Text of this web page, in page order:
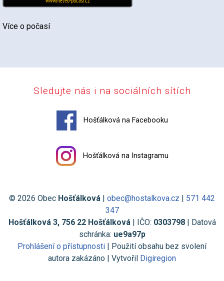
Více o počasí
Sledujte nás i na sociálních sítích
Hošťálková na Facebooku
Hošťálková na Instagramu
© 2026 Obec Hošťálková | obec@hostalkova.cz | 571 442
347
Hošťálková 3, 756 22 Hošťálková| IČO: 0303798| Datová
schránka: ue9a97p
Prohlášení o přístupnosti | Použití obsahu bez svolení
autora zakázáno | Vytvořil Digiregion